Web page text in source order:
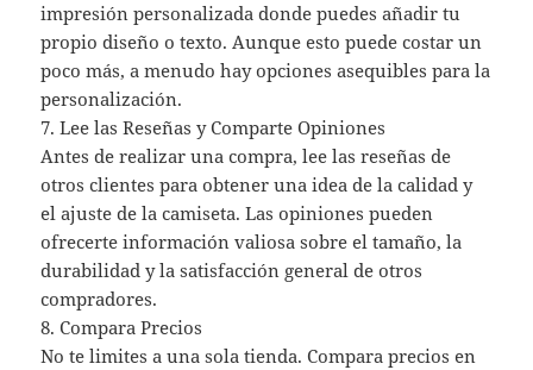
impresión personalizada donde puedes añadir tu
propio diseño o texto. Aunque esto puede costar un
poco más, a menudo hay opciones asequibles para la
personalización.
7. Lee las Reseñas y Comparte Opiniones
Antes de realizar una compra, lee las reseñas de
otros clientes para obtener una idea de la calidad y
el ajuste de la camiseta. Las opiniones pueden
ofrecerte información valiosa sobre el tamaño, la
durabilidad y la satisfacción general de otros
compradores.
8. Compara Precios
No te limites a una sola tienda. Compara precios en